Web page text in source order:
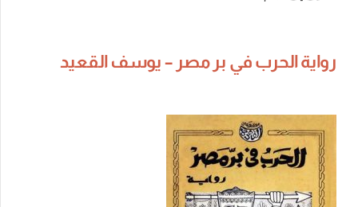
رواية الحرب في بر مصر – يوسف القعيد